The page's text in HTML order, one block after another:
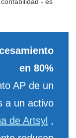
- es
en 80%
AP de un
a un activo
de Artsyl ,